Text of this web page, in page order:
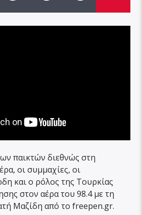
παικτών διεθνώς στη
οι συμμαχίες, οι
και ο ρόλος της Τουρκίας
στον αέρα του 98.4 με τη
Μαζίδη από το freepen.gr.